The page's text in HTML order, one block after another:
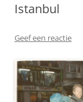
Istanbul
Geef een reactie